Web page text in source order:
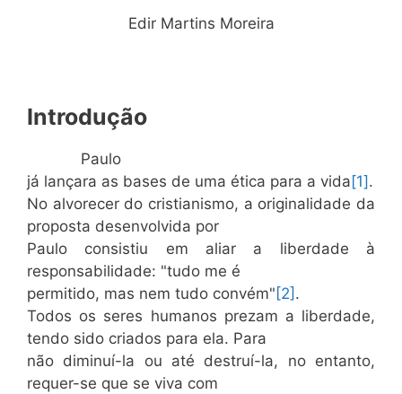
Edir Martins Moreira
Introdução
Paulo
já lançara as bases de uma ética para a vida [1] .
No alvorecer do cristianismo, a originalidade da
proposta desenvolvida por
Paulo consistiu em aliar a liberdade à
responsabilidade: "tudo me é
permitido, mas nem tudo convém" [2] .
Todos os seres humanos prezam a liberdade,
tendo sido criados para ela. Para
não diminuí-la ou até destruí-la, no entanto,
requer-se que se viva com